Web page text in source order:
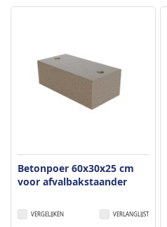
Betonpoer 60x30x25 cm
voor afvalbakstaander
VERLANGLIJST
VERGELIJKEN